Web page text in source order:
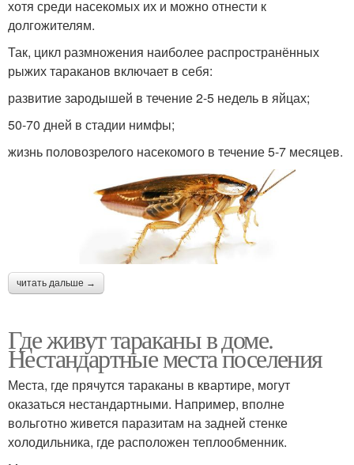
хотя среди насекомых их и можно отнести к
долгожителям.
Так, цикл размножения наиболее распространённых
рыжих тараканов включает в себя:
развитие зародышей в течение 2-5 недель в яйцах;
50-70 дней в стадии нимфы;
жизнь половозрелого насекомого в течение 5-7 месяцев.
читать дальше →
Где живут тараканы в доме.
Нестандартные места поселения
Места, где прячутся тараканы в квартире, могут
оказаться нестандартными. Например, вполне
вольготно живется паразитам на задней стенке
холодильника, где расположен теплообменник.